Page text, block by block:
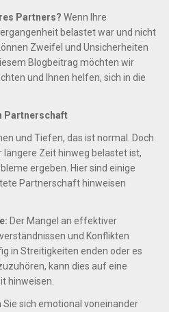
Partners? Wenn Ihre
belastet war und nicht
Zweifel und Unsicherheiten
Blogbeitrag möchten wir
und Ihnen helfen, sich in die
Partnerschaft
und Tiefen, das ist normal. Doch
Zeit hinweg belastet ist,
ergeben. Hier sind einige
Partnerschaft hinweisen
Der Mangel an effektiver
und Konflikten
in Streitigkeiten enden oder es
kann dies auf eine
hinweisen.
Sie sich emotional voneinander